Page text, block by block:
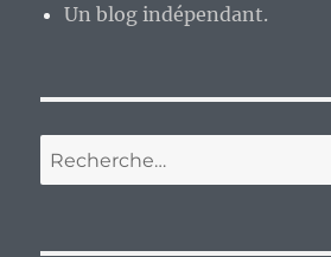
Un blog indépendant.
Recherche
pour :